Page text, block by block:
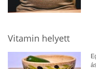
Vitamin helyett